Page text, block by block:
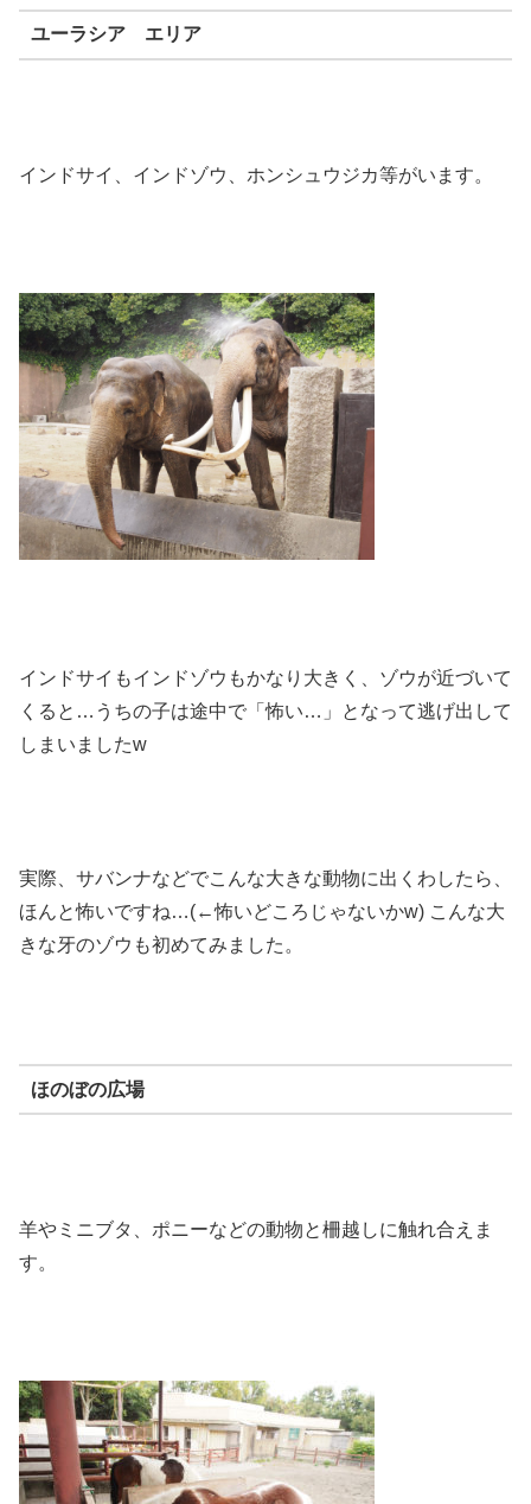
ユーラシア エリア
インドサイ、インドゾウ、ホンシュウジカ等がいます。
インドサイもインドゾウもかなり大きく、ゾウが近づいて
くると…うちの子は途中で「怖い…」となって逃げ出して
しまいましたw
実際、サバンナなどでこんな大きな動物に出くわしたら、
ほんと怖いですね…(←怖いどころじゃないかw) こんな大
きな牙のゾウも初めてみました。
ほのぼの広場
羊やミニブタ、ポニーなどの動物と柵越しに触れ合えま
す。